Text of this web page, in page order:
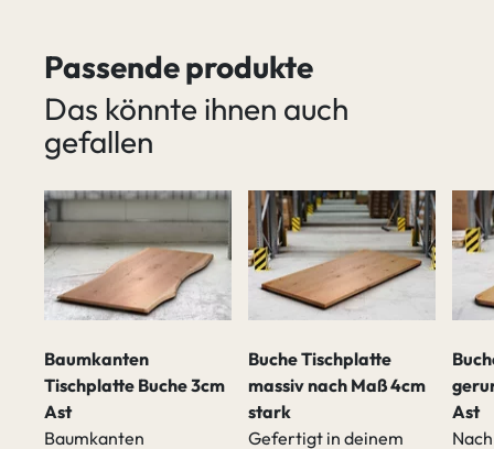
Passende produkte
Das könnte ihnen auch
gefallen
Baumkanten
Tischplatte Buche 3cm
Ast
Baumkanten
Buche Tischplatte
massiv nach Maß 4cm
stark
Gefertigt in deinem
Ast